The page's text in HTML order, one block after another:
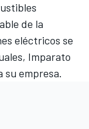
de la
eléctricos se
Imparato
su empresa.